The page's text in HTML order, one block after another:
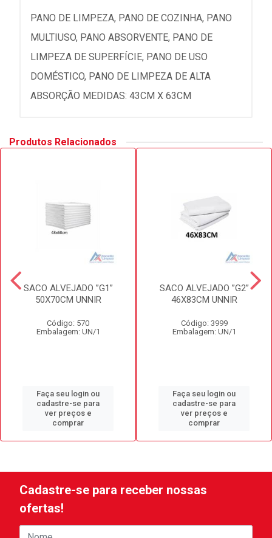
PANO DE LIMPEZA, PANO DE COZINHA, PANO
MULTIUSO, PANO ABSORVENTE, PANO DE
LIMPEZA DE SUPERFÍCIE, PANO DE USO
DOMÉSTICO, PANO DE LIMPEZA DE ALTA
ABSORÇÃO MEDIDAS: 43CM X 63CM
Produtos Relacionados
SACO ALVEJADO ”G1”
50X70CM UNNIR
Código: 570
Embalagem: UN/1
Faça seu login ou
cadastre-se para
ver preços e
comprar
SACO ALVEJADO ”G2”
46X83CM UNNIR
Código: 3999
Embalagem: UN/1
Faça seu login ou
cadastre-se para
ver preços e
comprar
Cadastre-se para receber nossas
ofertas!